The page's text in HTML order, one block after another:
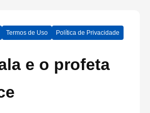
Termos de Uso Política de Privacidade
e o profeta